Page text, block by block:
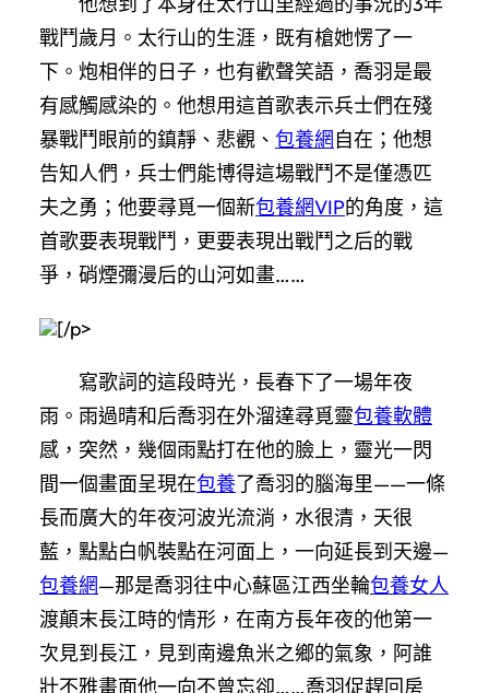
戰鬥歲月。太行山的生涯，既有槍她愣了一
下。炮相伴的日子，也有歡聲笑語，喬羽是最
有感觸感染的。他想用這首歌表示兵士們在殘
暴戰鬥眼前的鎮靜、悲觀、 包養網 自在；他想
告知人們，兵士們能博得這場戰鬥不是僅憑匹
夫之勇；他要尋覓一個新包養網VIP的角度，這
首歌要表現戰鬥，更要表現出戰鬥之后的戰
爭，硝煙彌漫后的山河如畫……
[/p>
寫歌詞的這段時光，長春下了一場年夜
雨。雨過晴和后喬羽在外溜達尋覓靈包養軟體
感，突然，幾個雨點打在他的臉上，靈光一閃
間一個畫面呈現在包養了喬羽的腦海里——一條
長而廣大的年夜河波光流淌，水很清，天很
藍，點點白帆裝點在河面上，一向延長到天邊—
包養網—那是喬羽往中心蘇區江西坐輪包養女人
渡顛末長江時的情形，在南方長年夜的他第一
次見到長江，見到南邊魚米之鄉的氣象，阿誰
壯不雅畫面他一向不曾忘卻……喬羽促趕回房